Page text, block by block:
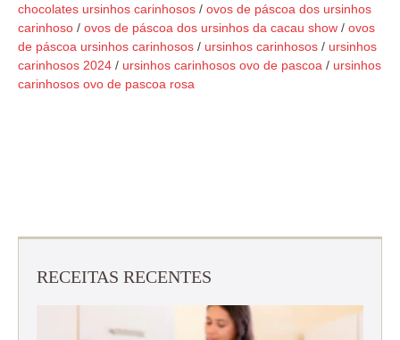
chocolates ursinhos carinhosos / ovos de páscoa dos ursinhos
carinhoso / ovos de páscoa dos ursinhos da cacau show / ovos
de páscoa ursinhos carinhosos / ursinhos carinhosos / ursinhos
carinhosos 2024 / ursinhos carinhosos ovo de pascoa / ursinhos
carinhosos ovo de pascoa rosa
RECEITAS RECENTES